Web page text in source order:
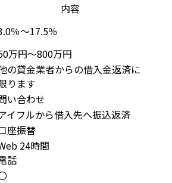
内容
％～17.5％
万円～800万円
の貸金業者からの借入金返済に
ります
い合わせ
イフルから借入先へ振込返済
座振替
24時間
話